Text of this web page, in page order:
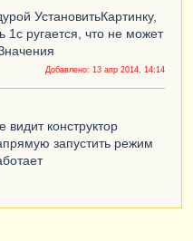
процедуру
УстановитьКартинку,
1с ругается, что не может
Добавлено: 13 апр 2014, 14:14
конструктор
запустить режим